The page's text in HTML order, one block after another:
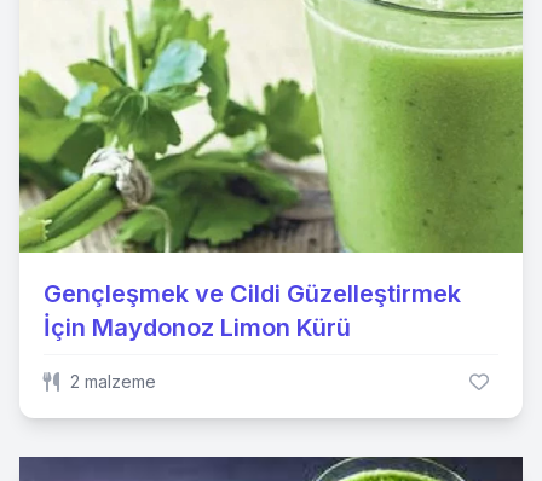
Gençleşmek ve Cildi Güzelleştirmek
İçin Maydonoz Limon Kürü
2 malzeme